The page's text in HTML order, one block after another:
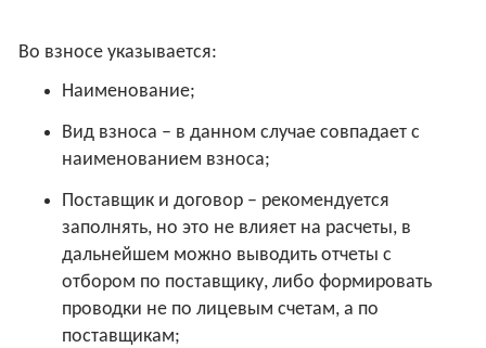
Во взносе указывается:
Наименование;
Вид взноса – в данном случае совпадает с
наименованием взноса;
Поставщик и договор – рекомендуется
заполнять, но это не влияет на расчеты, в
дальнейшем можно выводить отчеты с
отбором по поставщику, либо формировать
проводки не по лицевым счетам, а по
поставщикам;